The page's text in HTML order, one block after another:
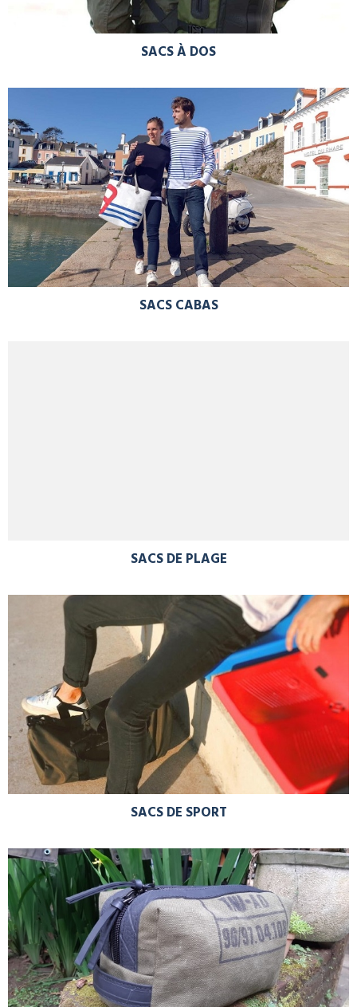
SACS À DOS
SACS CABAS
SACS DE PLAGE
SACS DE SPORT